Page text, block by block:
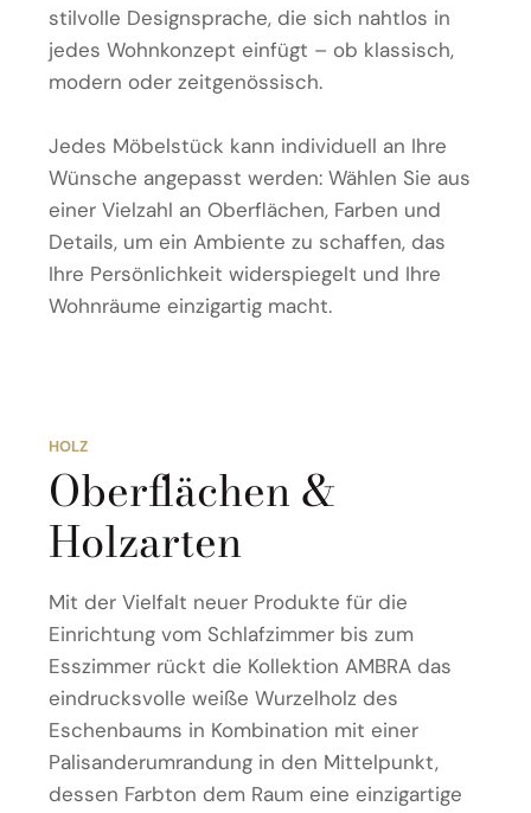
stilvolle Designsprache, die sich nahtlos in
jedes Wohnkonzept einfügt – ob klassisch,
modern oder zeitgenössisch.
Jedes Möbelstück kann individuell an Ihre
Wünsche angepasst werden: Wählen Sie aus
einer Vielzahl an Oberflächen, Farben und
Details, um ein Ambiente zu schaffen, das
Ihre Persönlichkeit widerspiegelt und Ihre
Wohnräume einzigartig macht.
HOLZ
Oberflächen &
Holzarten
Mit der Vielfalt neuer Produkte für die
Einrichtung vom Schlafzimmer bis zum
Esszimmer rückt die Kollektion AMBRA das
eindrucksvolle weiße Wurzelholz des
Eschenbaums in Kombination mit einer
Palisanderumrandung in den Mittelpunkt,
dessen Farbton dem Raum eine einzigartige